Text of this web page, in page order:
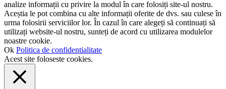
analize informații cu privire la modul în care folosiți site-ul nostru.
Aceștia le pot combina cu alte informații oferite de dvs. sau culese în
urma folosirii serviciilor lor. În cazul în care alegeți să continuați să
utilizați website-ul nostru, sunteți de acord cu utilizarea modulelor
noastre cookie.
Ok Politica de confidentialitate
Acest site foloseste cookies.